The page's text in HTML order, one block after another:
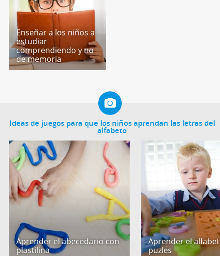
Enseñar a los niños a
estudiar
comprendiendo y no
de memoria
Ideas de juegos para que los niños aprendan las letras del
alfabeto
Aprender el abecedario con
plastilina
Aprender el
puzles